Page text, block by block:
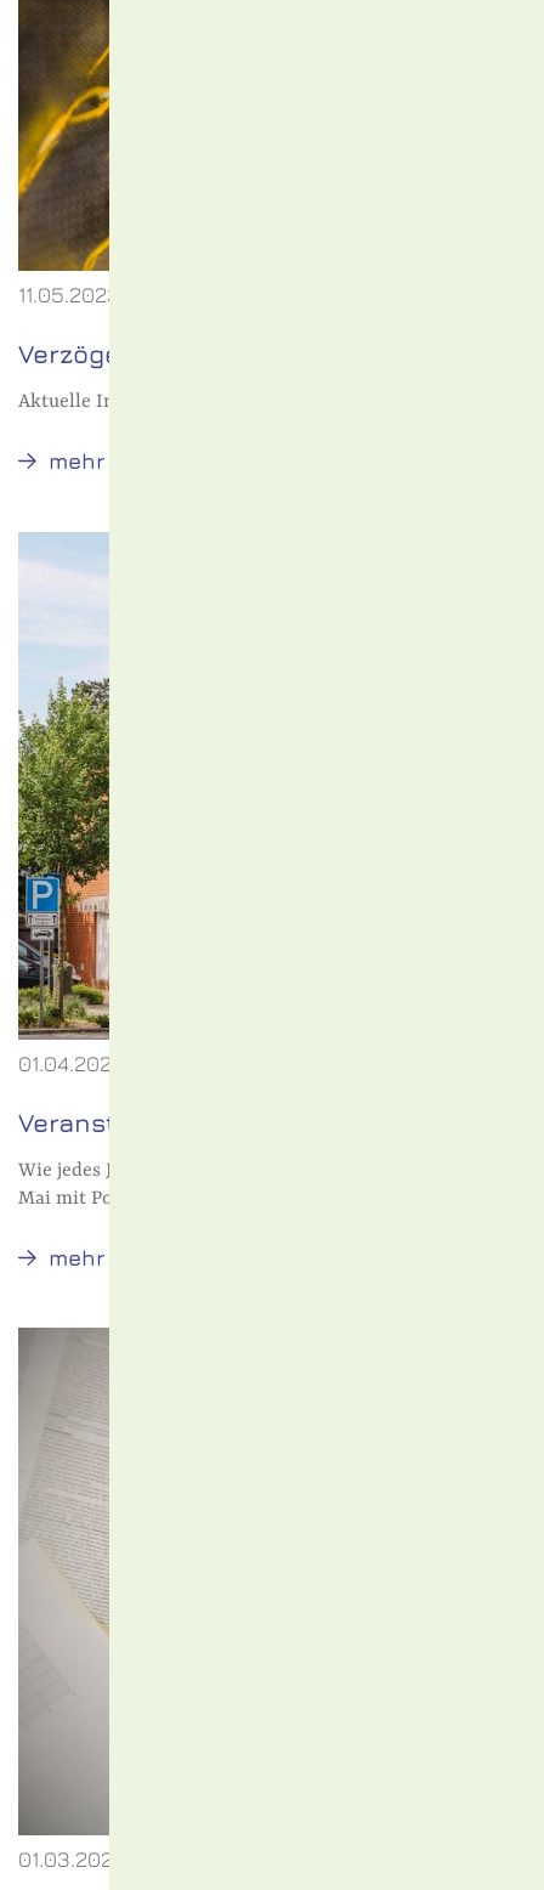
11.05.2023
Verzögerungen
Aktuelle Informationen zur Umsetzung der Preisbremsen
mehrVerzögerungen
01.04.2023
Veranstaltungen in Schönkirchen
Wie jedes Jahr, die Gemeindewerke Schönkirchen am 1.
Mai mit Popcorn und Waffeln
mehrVeranstaltungen
01.03.2023